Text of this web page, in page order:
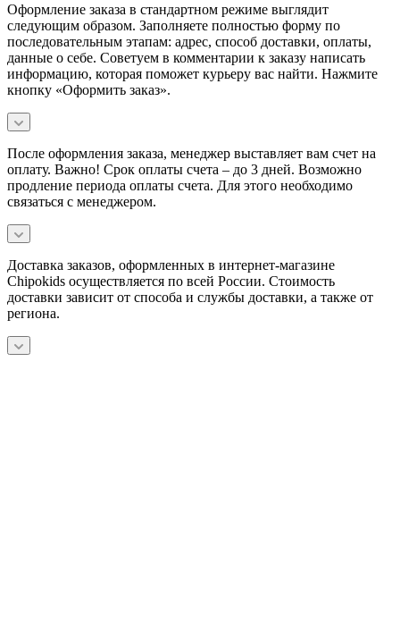
Оформление заказа в стандартном режиме выглядит
следующим образом. Заполняете полностью форму по
последовательным этапам: адрес, способ доставки, оплаты,
данные о себе. Советуем в комментарии к заказу написать
информацию, которая поможет курьеру вас найти. Нажмите
кнопку «Оформить заказ».
После оформления заказа, менеджер выставляет вам счет на
оплату. Важно! Срок оплаты счета – до 3 дней. Возможно
продление периода оплаты счета. Для этого необходимо
связаться с менеджером.
Доставка заказов, оформленных в интернет-магазине
Chipokids осуществляется по всей России. Стоимость
доставки зависит от способа и службы доставки, а также от
региона.